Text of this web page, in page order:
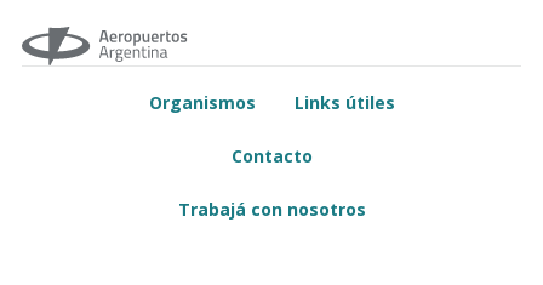
Organismos Links útiles
Contacto
Trabajá con nosotros